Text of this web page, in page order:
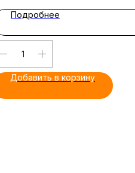
Подробнее
Добавить в корзину